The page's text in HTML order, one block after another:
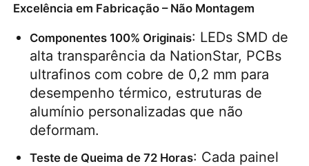
Excelência em Fabricação – Não Montagem
Componentes 100% Originais: LEDs SMD de
alta transparência da NationStar, PCBs
ultrafinos com cobre de 0,2 mm para
desempenho térmico, estruturas de
alumínio personalizadas que não
deformam.
Teste de Queima de 72 Horas: Cada painel